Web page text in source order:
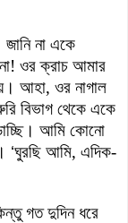
না একে
ওর ক্রাচ আমার
আহা, ওর নাগাল
বিভাগ থেকে একে
আমি কোনো
‘ঘুরছি আমি, এদিক-
গত দুদিন ধরে